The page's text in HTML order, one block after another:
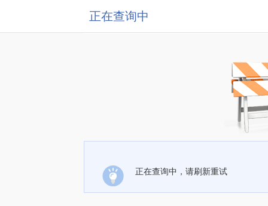
正在查询中
正在查询中，请刷新重试